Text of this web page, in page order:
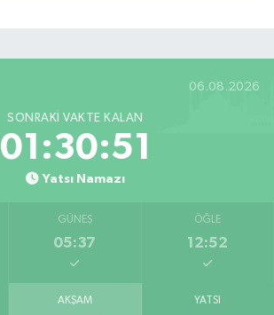
06.08.2026
SONRAKI VAKTE KALAN
01:30:51
Yatsı Namazı
GÜNEŞ
05:37
ÖĞLE
12:52
AKŞAM YATSI